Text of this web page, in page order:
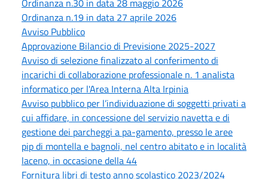
Ordinanza n.19 in data 27 aprile 2026
Avviso Pubblico
Approvazione Bilancio di Previsione 2025-2027
Avviso di selezione finalizzato al conferimento di
incarichi di collaborazione professionale n. 1 analista
informatico per l'Area Interna Alta Irpinia
Avviso pubblico per l’individuazione di soggetti privati a
cui affidare, in concessione del servizio navetta e di
gestione dei parcheggi a pa-gamento, presso le aree
pip di montella e bagnoli, nel centro abitato e in località
laceno, in occasione della 44
Fornitura libri di testo anno scolastico 2023/2024